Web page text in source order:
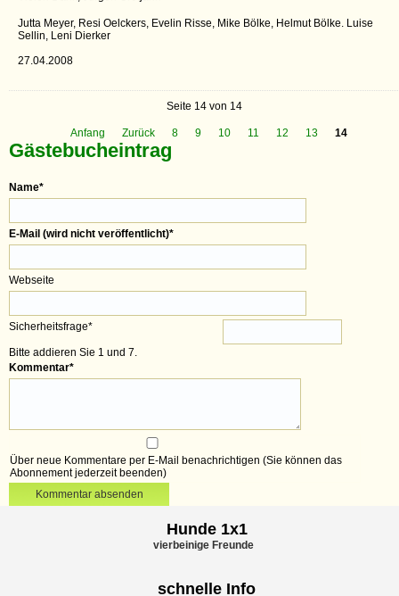
Jutta Meyer, Resi Oelckers, Evelin Risse, Mike Bölke, Helmut Bölke. Luise
Sellin, Leni Dierker
27.04.2008
Seite 14 von 14
Anfang Zurück 8 9 10 11 12 13 14
Gästebucheintrag
Name*
E-Mail (wird nicht veröffentlicht)*
Webseite
Sicherheitsfrage*
Bitte addieren Sie 1 und 7.
Kommentar*
Über neue Kommentare per E-Mail benachrichtigen (Sie können das
Abonnement jederzeit beenden)
Kommentar absenden
Hunde 1x1
vierbeinige Freunde
schnelle Info